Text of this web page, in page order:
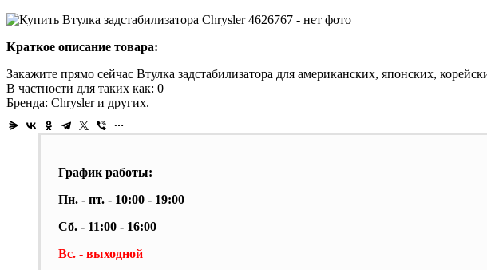
Краткое описание товара:
Закажите прямо сейчас Втулка задстабилизатора для американских, японских,
В частности для таких как: 0
Бренда: Chrysler и других.
График работы:
Пн. - пт. - 10:00 - 19:00
Сб. - 11:00 - 16:00
Вс. - выходной